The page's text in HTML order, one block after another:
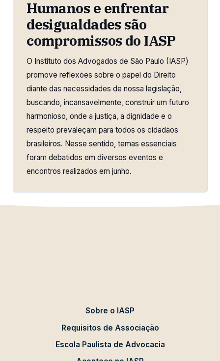
Humanos e enfrentar
desigualdades são
compromissos do IASP
O Instituto dos Advogados de São Paulo (IASP)
promove reflexões sobre o papel do Direito
diante das necessidades de nossa legislação,
buscando, incansavelmente, construir um futuro
harmonioso, onde a justiça, a dignidade e o
respeito prevaleçam para todos os cidadãos
brasileiros. Nesse sentido, temas essenciais
foram debatidos em diversos eventos e
encontros realizados em junho.
Sobre o IASP
Requisitos de Associação
Escola Paulista de Advocacia